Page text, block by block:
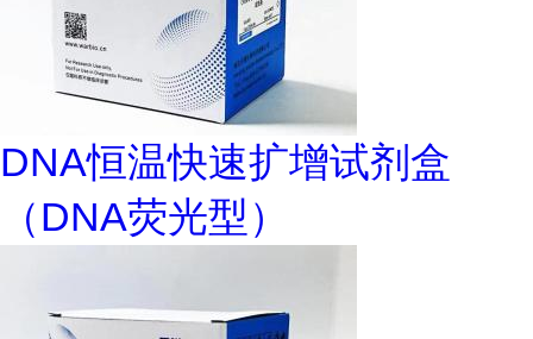
DNA恒温快速扩增试剂盒
（DNA荧光型）